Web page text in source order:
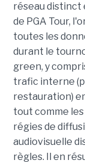
réseau distinct
de PGA Tour,
toutes les
durant le
green, y
trafic interne
restauration)
tout comme
régies de
audiovisuelle
règles. Il en